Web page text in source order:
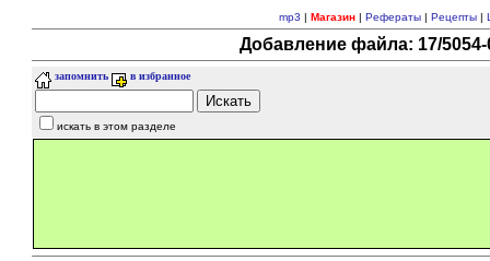
mp3 | Магазин| Рефераты| Рецепты|
Добавление файла: 17/
запомнить в избранное
искать в этом разделе